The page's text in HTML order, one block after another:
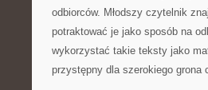
odbiorców. Młodszy czytelnik
potraktować je jako sposób na
wykorzystać takie teksty jako
przystępny dla szerokiego grona